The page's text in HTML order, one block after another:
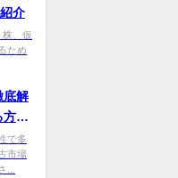
介
株、仮
ため
底解
方法
で多
市場
...